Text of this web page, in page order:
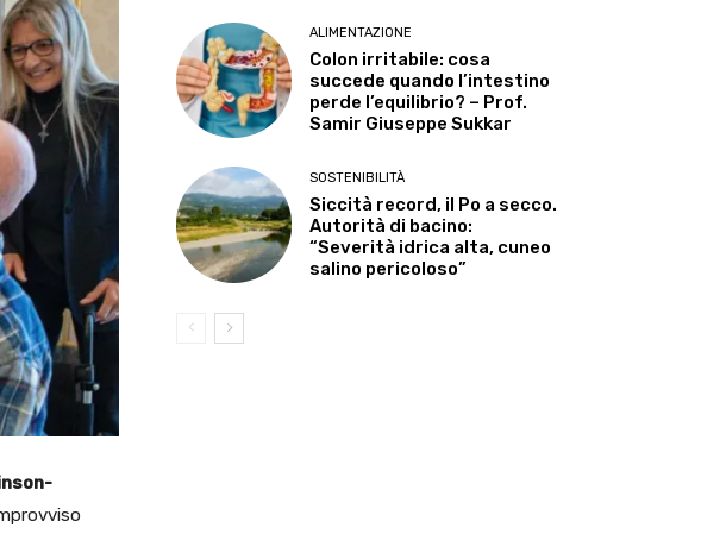
ALIMENTAZIONE
Colon irritabile: cosa
succede quando l’intestino
perde l’equilibrio? – Prof.
Samir Giuseppe Sukkar
SOSTENIBILITÀ
Siccità record, il Po a secco.
Autorità di bacino:
“Severità idrica alta, cuneo
salino pericoloso”